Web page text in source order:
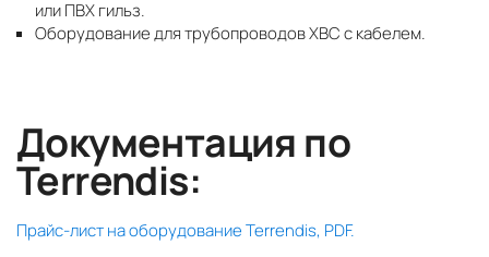
или ПВХ гильз.
Оборудование для трубопроводов ХВС с кабелем.
Документация по
Terrendis:
Прайс-лист на оборудование Terrendis, PDF.